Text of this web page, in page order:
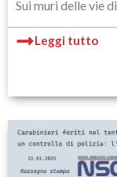
Sui muri delle vie
Leggi tutto